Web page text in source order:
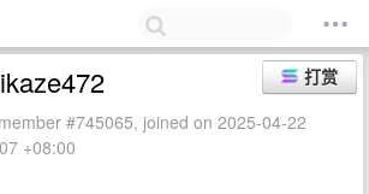
打赏
#745065, joined on 2025-04-22
+08:00